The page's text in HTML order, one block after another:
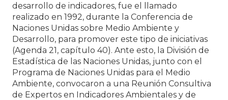
desarrollo de indicadores, fue el llamado
realizado en 1992, durante la Conferencia de
Naciones Unidas sobre Medio Ambiente y
Desarrollo, para promover este tipo de iniciativas
(Agenda 21, capítulo 40). Ante esto, la División de
Estadística de las Naciones Unidas, junto con el
Programa de Naciones Unidas para el Medio
Ambiente, convocaron a una Reunión Consultiva
de Expertos en Indicadores Ambientales y de